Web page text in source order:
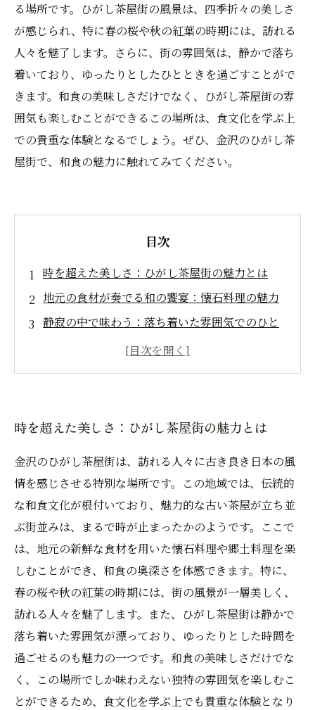
る場所です。ひがし茶屋街の風景は、四季折々の美しさ
が感じられ、特に春の桜や秋の紅葉の時期には、訪れる
人々を魅了します。さらに、街の雰囲気は、静かで落ち
着いており、ゆったりとしたひとときを過ごすことがで
きます。和食の美味しさだけでなく、ひがし茶屋街の雰
囲気も楽しむことができるこの場所は、食文化を学ぶ上
での貴重な体験となるでしょう。ぜひ、金沢のひがし茶
屋街で、和食の魅力に触れてみてください。
目次
時を超えた美しさ：ひがし茶屋街の魅力とは
地元の食材が奏でる和の饗宴：懐石料理の魅力
静寂の中で味わう：落ち着いた雰囲気でのひと
時を超えた美しさ：ひがし茶屋街の魅力とは
金沢のひがし茶屋街は、訪れる人々に古き良き日本の風
情を感じさせる特別な場所です。この地域では、伝統的
な和食文化が根付いており、魅力的な古い茶屋が立ち並
ぶ街並みは、まるで時が止まったかのようです。ここで
は、地元の新鮮な食材を用いた懐石料理や郷土料理を楽
しむことができ、和食の奥深さを体感できます。特に、
春の桜や秋の紅葉の時期には、街の風景が一層美しく、
訪れる人々を魅了します。また、ひがし茶屋街は静かで
落ち着いた雰囲気が漂っており、ゆったりとした時間を
過ごせるのも魅力の一つです。和食の美味しさだけでな
く、この場所でしか味わえない独特の雰囲気を楽しむこ
とができるため、食文化を学ぶ上でも貴重な体験となり